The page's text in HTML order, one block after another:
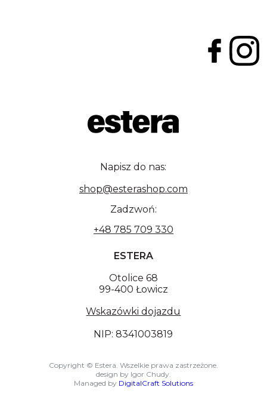
Napisz do nas:
shop@esterashop.com
Zadzwoń:
+48 785 709 330
ESTERA
Otolice 68
99-400 Łowicz
Wskazówki dojazdu
NIP: 8341003819
Copyright © Estera. Wszelkie prawa zastrzeżone.
design by Igor Chudy.
Managed by DigitalCraft Solutions